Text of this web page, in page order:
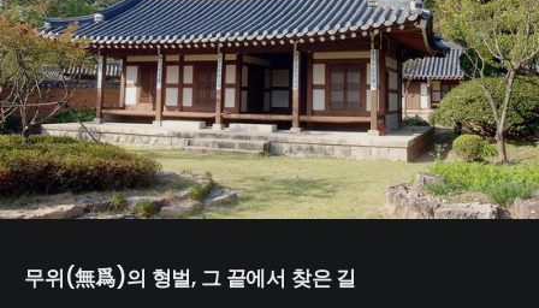
무위(無爲)의 형벌, 그 끝에서 찾은 길